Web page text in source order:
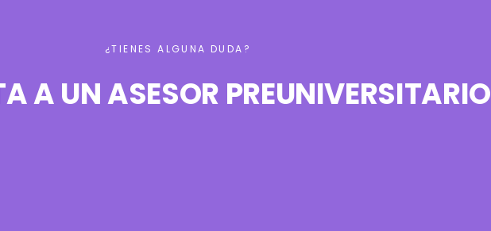
¿TIENES ALGUNA DUDA?
A UN ASESOR PREUNIVERSITARIO